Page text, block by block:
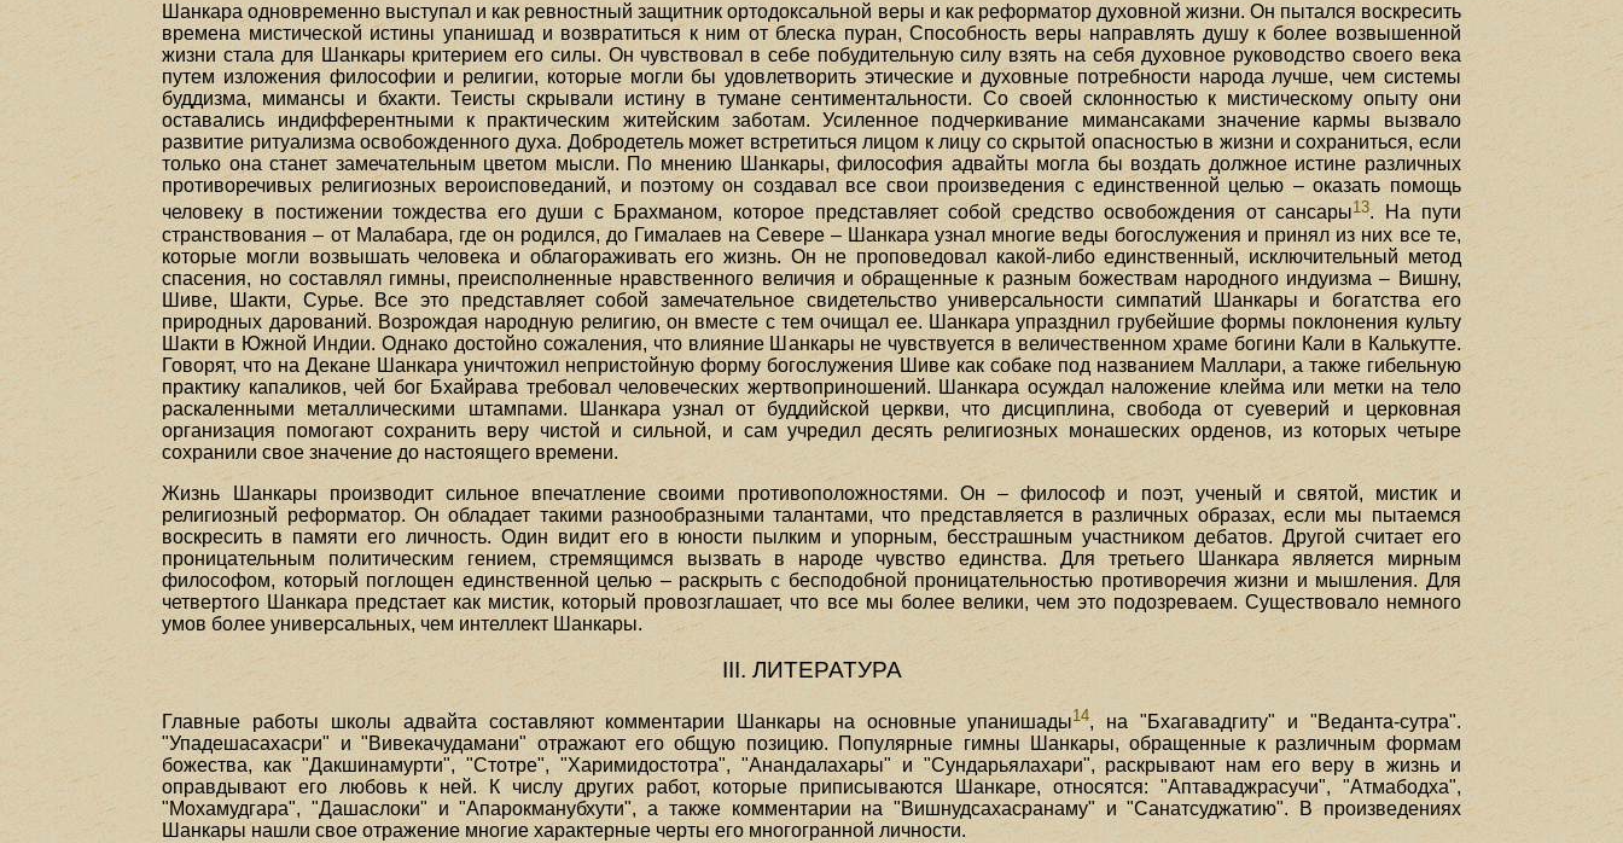
Шанкара одновременно выступал и как ревностный защитник ортодоксальной веры и как реформатор духовной жизни. Он пытался воскресить
времена мистической истины упанишад и возвратиться к ним от блеска пуран, Способность веры направлять душу к более возвышенной
жизни стала для Шанкары критерием его силы. Он чувствовал в себе побудительную силу взять на себя духовное руководство своего века
путем изложения философии и религии, которые могли бы удовлетворить этические и духовные потребности народа лучше, чем системы
буддизма, мимансы и бхакти. Теисты скрывали истину в тумане сентиментальности. Со своей склонностью к мистическому опыту они
оставались индифферентными к практическим житейским заботам. Усиленное подчеркивание мимансаками значение кармы вызвало
развитие ритуализма освобожденного духа. Добродетель может встретиться лицом к лицу со скрытой опасностью в жизни и сохраниться, если
только она станет замечательным цветом мысли. По мнению Шанкары, философия адвайты могла бы воздать должное истине различных
противоречивых религиозных вероисповеданий, и поэтому он создавал все свои произведения с единственной целью – оказать помощь
человеку в постижении тождества его души с Брахманом, которое представляет собой средство освобождения от сансары13. На пути
странствования – от Малабара, где он родился, до Гималаев на Севере – Шанкара узнал многие веды богослужения и принял из них все те,
которые могли возвышать человека и облагораживать его жизнь. Он не проповедовал какой-либо единственный, исключительный метод
спасения, но составлял гимны, преисполненные нравственного величия и обращенные к разным божествам народного индуизма – Вишну,
Шиве, Шакти, Сурье. Все это представляет собой замечательное свидетельство универсальности симпатий Шанкары и богатства его
природных дарований. Возрождая народную религию, он вместе с тем очищал ее. Шанкара упразднил грубейшие формы поклонения культу
Шакти в Южной Индии. Однако достойно сожаления, что влияние Шанкары не чувствуется в величественном храме богини Кали в Калькутте.
Говорят, что на Декане Шанкара уничтожил непристойную форму богослужения Шиве как собаке под названием Маллари, а также гибельную
практику капаликов, чей бог Бхайрава требовал человеческих жертвоприношений. Шанкара осуждал наложение клейма или метки на тело
раскаленными металлическими штампами. Шанкара узнал от буддийской церкви, что дисциплина, свобода от суеверий и церковная
организация помогают сохранить веру чистой и сильной, и сам учредил десять религиозных монашеских орденов, из которых четыре
сохранили свое значение до настоящего времени.
Жизнь Шанкары производит сильное впечатление своими противоположностями. Он – философ и поэт, ученый и святой, мистик и
религиозный реформатор. Он обладает такими разнообразными талантами, что представляется в различных образах, если мы пытаемся
воскресить в памяти его личность. Один видит его в юности пылким и упорным, бесстрашным участником дебатов. Другой считает его
проницательным политическим гением, стремящимся вызвать в народе чувство единства. Для третьего Шанкара является мирным
философом, который поглощен единственной целью – раскрыть с бесподобной проницательностью противоречия жизни и мышления. Для
четвертого Шанкара предстает как мистик, который провозглашает, что все мы более велики, чем это подозреваем. Существовало немного
умов более универсальных, чем интеллект Шанкары.
III. ЛИТЕРАТУРА
Главные работы школы адвайта составляют комментарии Шанкары на основные упанишады14, на "Бхагавадгиту" и "Веданта-сутра".
"Упадешасахасри" и "Вивекачудамани" отражают его общую позицию. Популярные гимны Шанкары, обращенные к различным формам
божества, как "Дакшинамурти", "Стотре", "Харимидостотра", "Анандалахары" и "Сундарьялахари", раскрывают нам его веру в жизнь и
оправдывают его любовь к ней. К числу других работ, которые приписываются Шанкаре, относятся: "Аптаваджрасучи", "Атмабодха",
"Мохамудгара", "Дашаслоки" и "Апарокманубхути", а также комментарии на "Вишнудсахасранаму" и "Санатсуджатию". В произведениях
Шанкары нашли свое отражение многие характерные черты его многогранной личности.